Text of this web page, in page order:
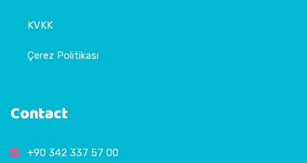
KVKK
Çerez Politikası
Contact
+90 342 337 57 00